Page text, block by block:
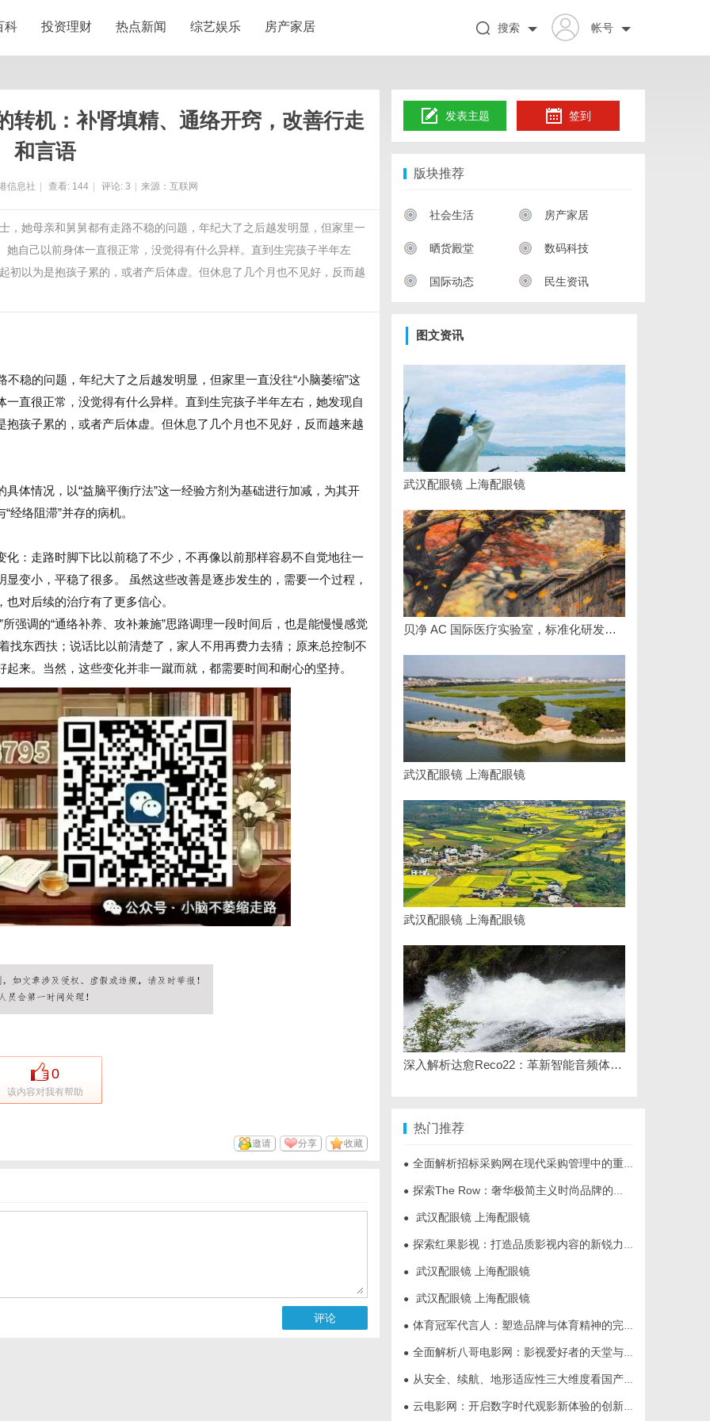
科 投资理财 热点新闻 综艺娱乐 房产家居 帐号
搜索
转机：补肾填精、通络开窍，改善行走
和言语
信息社 查看: 144 评论: 3 来源：互联网
，她母亲和舅舅都有走路不稳的问题，年纪大了之后越发明显，但家里一
她自己以前身体一直很正常，没觉得有什么异样。直到生完孩子半年左
初以为是抱孩子累的，或者产后体虚。但休息了几个月也不见好，反而越
稳的问题，年纪大了之后越发明显，但家里一直没往“小脑萎缩”这
直很正常，没觉得有什么异样。直到生完孩子半年左右，她发现自
孩子累的，或者产后体虚。但休息了几个月也不见好，反而越来越
体情况，以“益脑平衡疗法”这一经验方剂为基础进行加减，为其开
经络阻滞”并存的病机。
：走路时脚下比以前稳了不少，不再像以前那样容易不自觉地往一
变小，平稳了很多。 虽然这些改善是逐步发生的，需要一个过程，
对后续的治疗有了更多信心。
强调的“通络补养、攻补兼施”思路调理一段时间后，也是能慢慢感觉
找东西扶；说话比以前清楚了，家人不用再费力去猜；原来总控制不
来。当然，这些变化并非一蹴而就，都需要时间和耐心的坚持。
0
该内容对我有帮助
收藏
分享
邀请
评论
发表主题 签到
版块推荐
社会生活 房产家居
晒货殿堂 数码科技
国际动态 民生资讯
图文资讯
武汉配眼镜 上海配眼镜
贝净 AC 国际医疗实验室，标准化研发体系全解析
武汉配眼镜 上海配眼镜
武汉配眼镜 上海配眼镜
深入解析达愈Reco22：革新智能音频体验的先锋技术
热门推荐
● 全面解析招标采购网在现代采购管理中的重要作用与应用
● 探索The Row：奢华极简主义时尚品牌的崛起与魅力解析
● 武汉配眼镜 上海配眼镜
● 探索红果影视：打造品质影视内容的新锐力量
● 武汉配眼镜 上海配眼镜
● 武汉配眼镜 上海配眼镜
● 体育冠军代言人：塑造品牌与体育精神的完美结合
● 全面解析八哥电影网：影视爱好者的天堂与资源宝库
● 从安全、续航、地形适应性三大维度看国产多功能电动轮椅进化
● 云电影网：开启数字时代观影新体验的创新平台